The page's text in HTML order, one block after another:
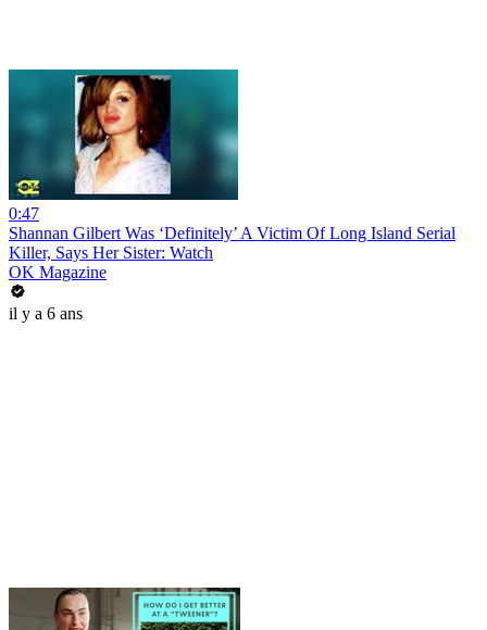
0:47
Shannan Gilbert Was ‘Definitely’ A Victim Of Long Island Serial
Killer, Says Her Sister: Watch
OK Magazine
il y a 6 ans